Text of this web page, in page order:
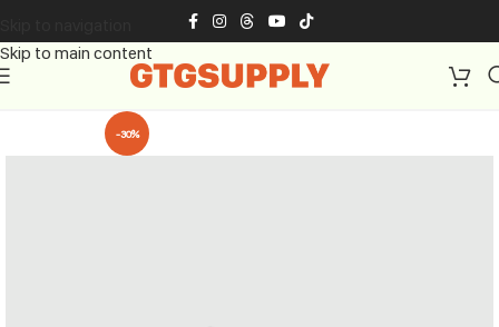
Skip to main content
-30%